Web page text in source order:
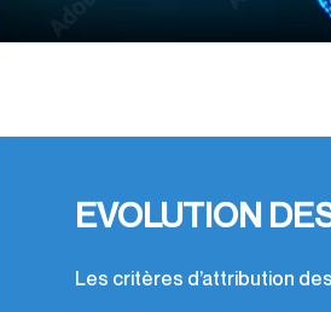
EVOLUTION
Les critères d’attribution